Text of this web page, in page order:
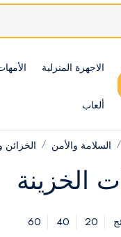
الاجهزة المنزلية
ألعاب
السلامة والأمن
الخزينة
20
40
60